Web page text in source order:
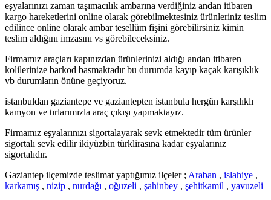
eşyalarınızı zaman taşımacılık ambarına verdiğiniz andan itibaren
kargo hareketlerini online olarak görebilmektesiniz ürünleriniz teslim
edilince online olarak ambar tesellüm fişini görebilirsiniz kimin
teslim aldığını imzasını vs görebileceksiniz.
Firmamız araçları kapınızdan ürünlerinizi aldığı andan itibaren
kolilerinize barkod basmaktadır bu durumda kayıp kaçak karışıklık
vb durumların önüne geçiyoruz.
istanbuldan gaziantepe ve gaziantepten istanbula hergün karşılıklı
kamyon ve tırlarımızla araç çıkışı yapmaktayız.
Firmamız eşyalarınızı sigortalayarak sevk etmektedir tüm ürünler
sigortalı sevk edilir ikiyüzbin türklirasına kadar eşyalarınız
sigortalıdır.
Gaziantep ilçemizde teslimat yaptığımız ilçeler ; Araban , islahiye ,
karkamış , nizip , nurdağı , oğuzeli , şahinbey , şehitkamil , yavuzeli